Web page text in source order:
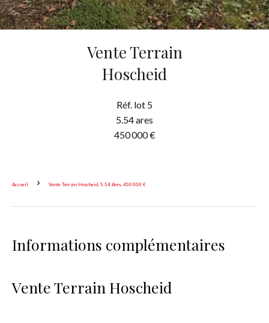
Vente Terrain
Hoscheid
Réf. lot 5
5.54 ares
450 000 €
Accueil Vente Terrain Hoscheid, 5.54 Ares, 450 000 €
Informations complémentaires
Vente Terrain Hoscheid